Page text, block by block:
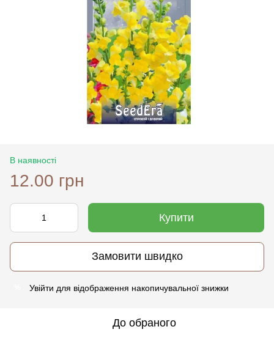
В наявності
12.00 грн
Купити
Замовити швидко
Увійти для відображення накопичувальної знижки
До обраного